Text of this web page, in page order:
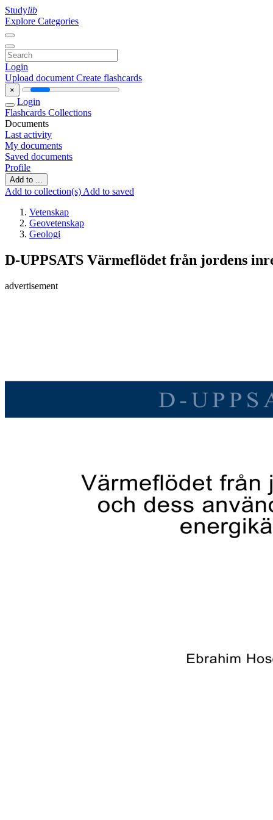
Studylib
Explore Categories
Login
Upload document Create flashcards
×
Login
Flashcards Collections
Documents
Last activity
My documents
Saved documents
Profile
Add to ...
Add to collection(s) Add to saved
Vetenskap
Geovetenskap
Geologi
D-UPPSATS Värmeflödet från jordens
advertisement